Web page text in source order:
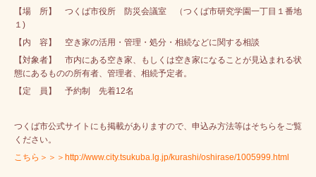
【場 所】 つくば市役所 防災会議室 （つくば市研究学園一丁目１番地
１)
【内 容】 空き家の活用・管理・処分・相続などに関する相談
【対象者】 市内にある空き家、もしくは空き家になることが見込まれる状
態にあるものの所有者、管理者、相続予定者。
【定 員】 予約制 先着12名
つくば市公式サイトにも掲載がありますので、申込み方法等はそちらをご覧
ください。
こちら＞＞＞http://www.city.tsukuba.lg.jp/kurashi/oshirase/1005999.html